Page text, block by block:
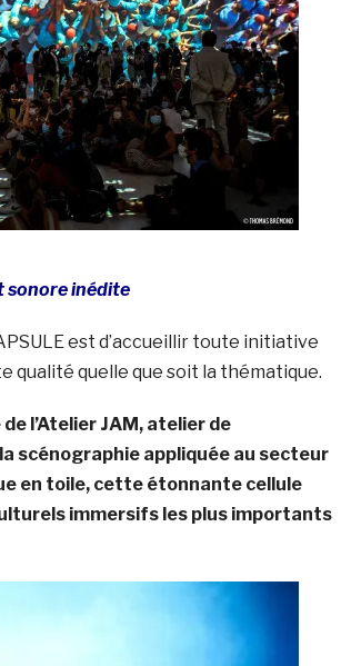
sonore inédite
est d’accueillir toute initiative
qualité quelle que soit la thématique.
l’Atelier JAM, atelier de
scénographie appliquée au secteur
en toile, cette étonnante cellule
immersifs les plus importants